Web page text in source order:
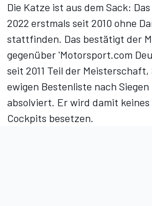
Die Katze ist aus dem Sack:
2022 erstmals seit 2010 ohne
stattfinden. Das bestätigt der
gegenüber 'Motorsport.com
seit 2011 Teil der
ewigen Bestenliste nach
absolviert. Er wird damit
Cockpits besetzen.